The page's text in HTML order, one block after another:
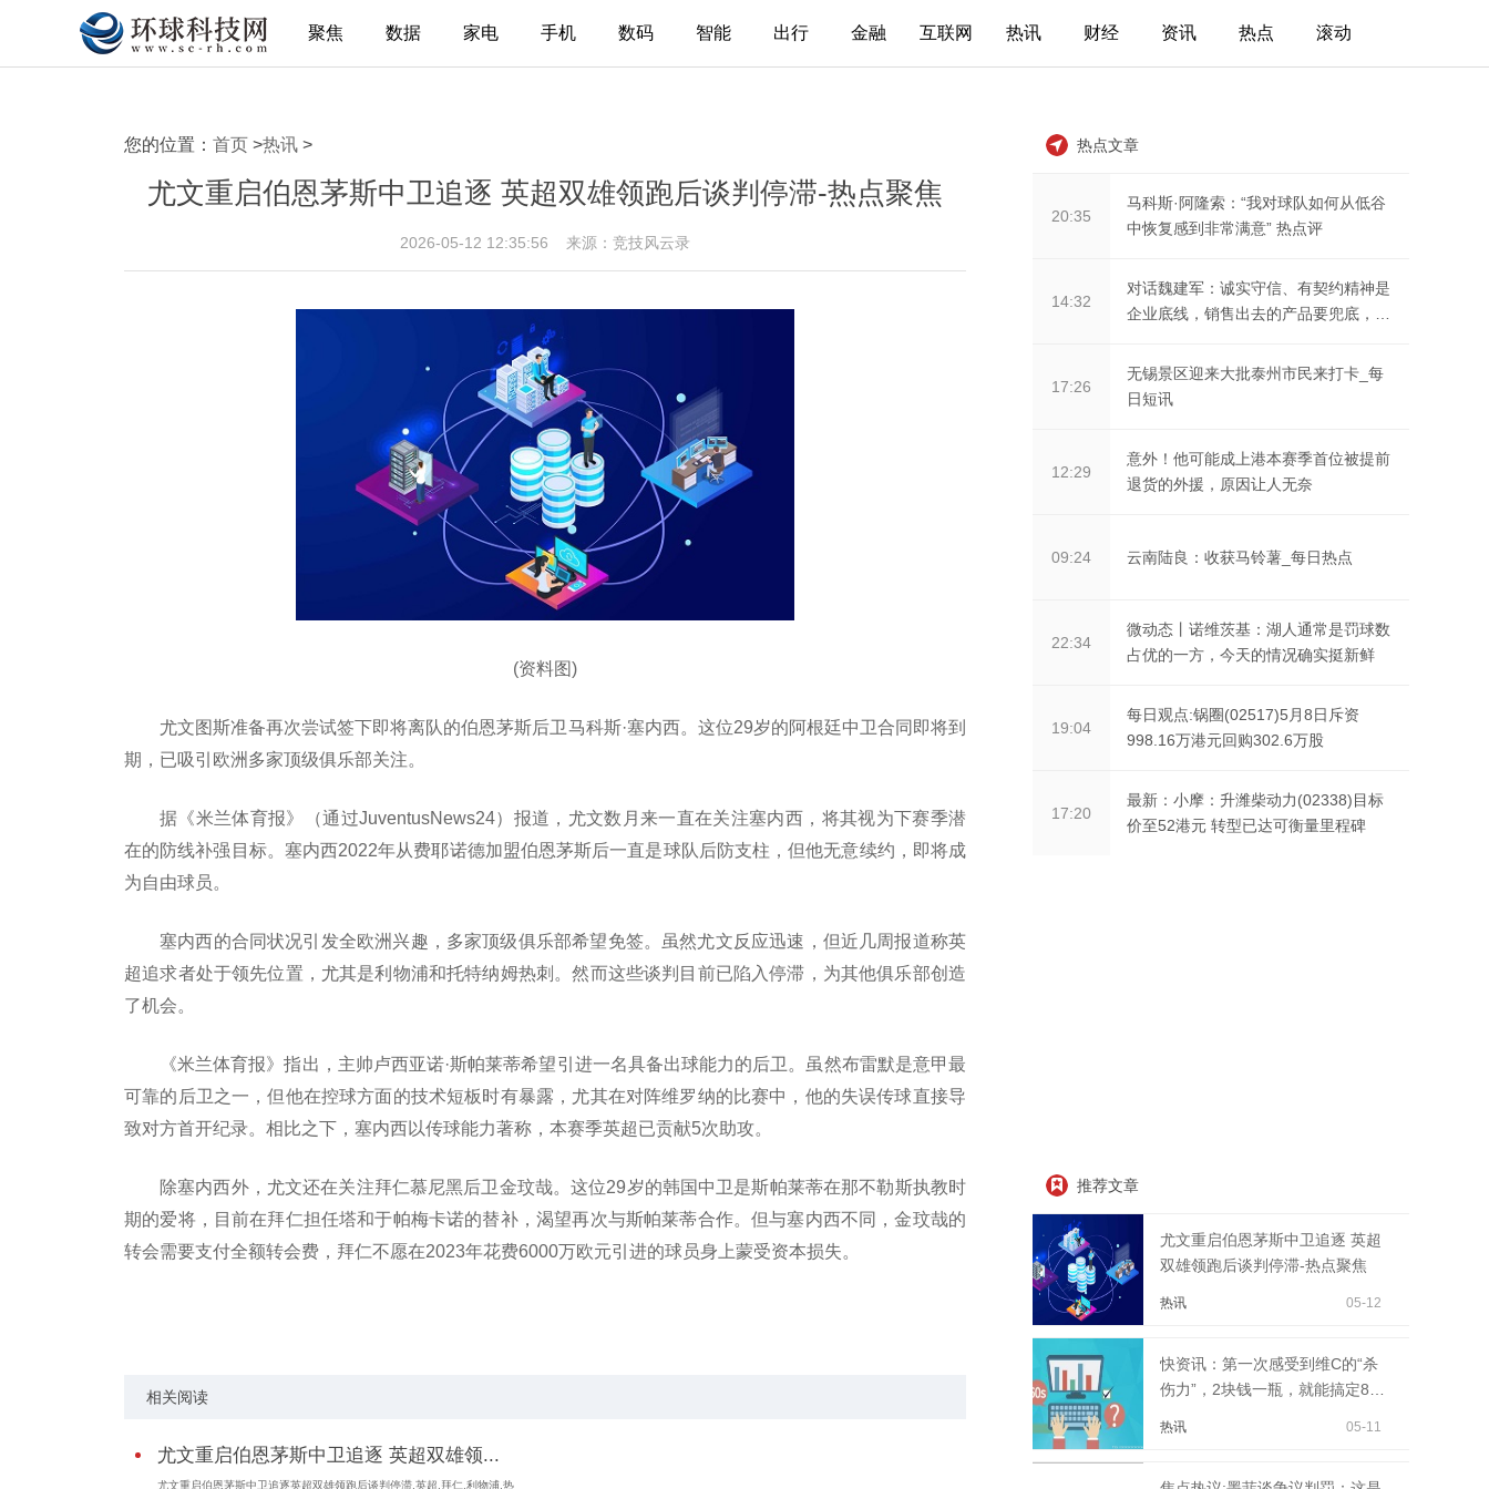
聚焦 数据 家电 手机 数码 智能 出行 金融 互联网 热讯 财经 资讯 热点 滚动
您的位置： 首页 >热讯 >
尤文重启伯恩茅斯中卫追逐 英超双雄领跑后谈判停滞-热点聚焦
2026-05-12 12:35:56 来源：竞技风云录
(资料图)
尤文图斯准备再次尝试签下即将离队的伯恩茅斯后卫马科斯·塞内西。这位29岁的阿根廷中卫合同即将到
期，已吸引欧洲多家顶级俱乐部关注。
据《米兰体育报》（通过JuventusNews24）报道，尤文数月来一直在关注塞内西，将其视为下赛季潜
在的防线补强目标。塞内西2022年从费耶诺德加盟伯恩茅斯后一直是球队后防支柱，但他无意续约，即将成
为自由球员。
塞内西的合同状况引发全欧洲兴趣，多家顶级俱乐部希望免签。虽然尤文反应迅速，但近几周报道称英
超追求者处于领先位置，尤其是利物浦和托特纳姆热刺。然而这些谈判目前已陷入停滞，为其他俱乐部创造
了机会。
《米兰体育报》指出，主帅卢西亚诺·斯帕莱蒂希望引进一名具备出球能力的后卫。虽然布雷默是意甲最
可靠的后卫之一，但他在控球方面的技术短板时有暴露，尤其在对阵维罗纳的比赛中，他的失误传球直接导
致对方首开纪录。相比之下，塞内西以传球能力著称，本赛季英超已贡献5次助攻。
除塞内西外，尤文还在关注拜仁慕尼黑后卫金玟哉。这位29岁的韩国中卫是斯帕莱蒂在那不勒斯执教时
期的爱将，目前在拜仁担任塔和于帕梅卡诺的替补，渴望再次与斯帕莱蒂合作。但与塞内西不同，金玟哉的
转会需要支付全额转会费，拜仁不愿在2023年花费6000万欧元引进的球员身上蒙受资本损失。
相关阅读
尤文重启伯恩茅斯中卫追逐 英超双雄领...
尤文重启伯恩茅斯中卫追逐英超双雄领跑后谈判停滞,英超,拜仁,利物浦,热
热点文章
20:35
马科斯·阿隆索：“我对球队如何从低谷
中恢复感到非常满意” 热点评
14:32
对话魏建军：诚实守信、有契约精神是
企业底线，销售出去的产品要兜底，所
17:26
无锡景区迎来大批泰州市民来打卡_每
日短讯
12:29
意外！他可能成上港本赛季首位被提前
退货的外援，原因让人无奈
09:24 云南陆良：收获马铃薯_每日热点
22:34
微动态丨诺维茨基：湖人通常是罚球数
占优的一方，今天的情况确实挺新鲜
19:04
每日观点:锅圈(02517)5月8日斥资
998.16万港元回购302.6万股
17:20
最新：小摩：升潍柴动力(02338)目标
价至52港元 转型已达可衡量里程碑
推荐文章
尤文重启伯恩茅斯中卫追逐 英超
双雄领跑后谈判停滞-热点聚焦
热讯 05-12
快资讯：第一次感受到维C的“杀
伤力”，2块钱一瓶，就能搞定8个
热讯 05-11